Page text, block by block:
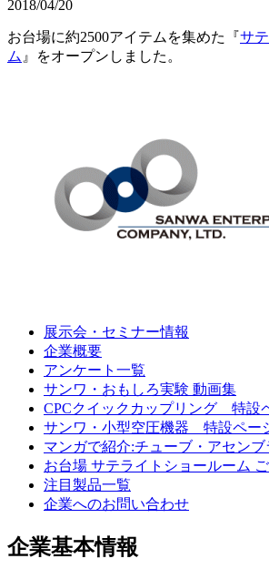
2018/04/20
お台場に約2500アイテムを集めた『サ
ム 』をオープンしました。
展示会・セミナー情報
企業概要
アンケート一覧
サンワ・おもしろ実験 動画集
CPCクイックカップリング 特設
サンワ・小型空圧機器 特設ペー
マンガで紹介:チューブ・アセンブ
お台場 サテライトショールーム
注目製品一覧
企業へのお問い合わせ
企業基本情報